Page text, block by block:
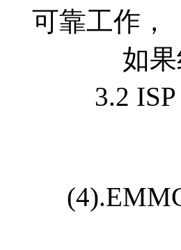
可靠工作，
如果线在
3.2 ISP